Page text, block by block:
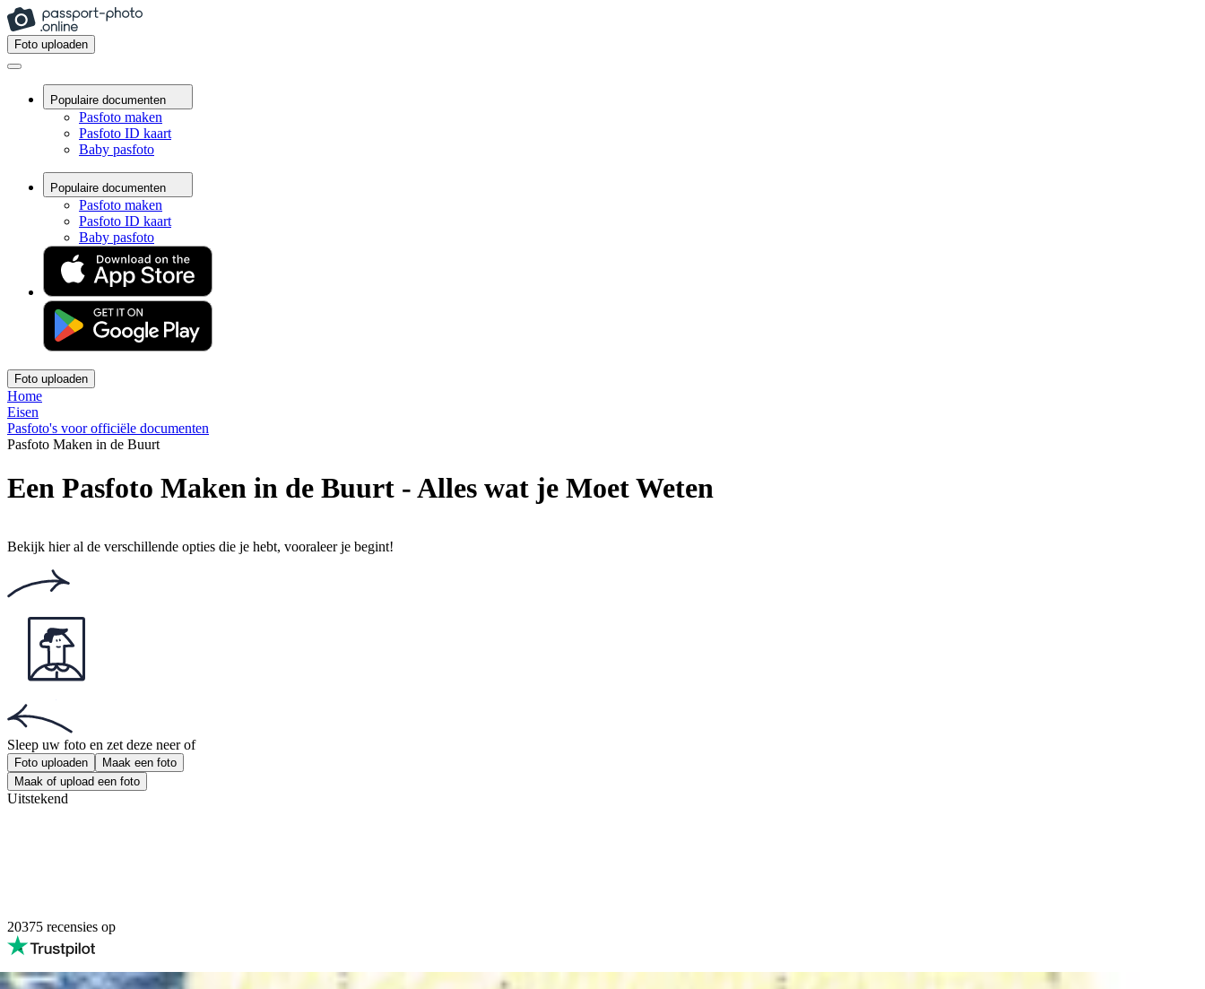
Foto uploaden
Populaire documenten
Pasfoto maken
Pasfoto ID kaart
Baby pasfoto
Populaire documenten
Pasfoto maken
Pasfoto ID kaart
Baby pasfoto
Foto uploaden
Home
Eisen
Pasfoto's voor officiële documenten
Pasfoto Maken in de Buurt
Een Pasfoto Maken in de Buurt - Alles wat je Moet Weten
Bekijk hier al de verschillende opties die je hebt, vooraleer je begint!
Sleep uw foto en zet deze neer of
Foto uploaden
Maak een foto
Maak of upload een foto
Uitstekend
20375 recensies op